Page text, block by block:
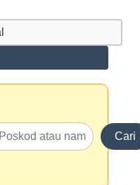
Cari